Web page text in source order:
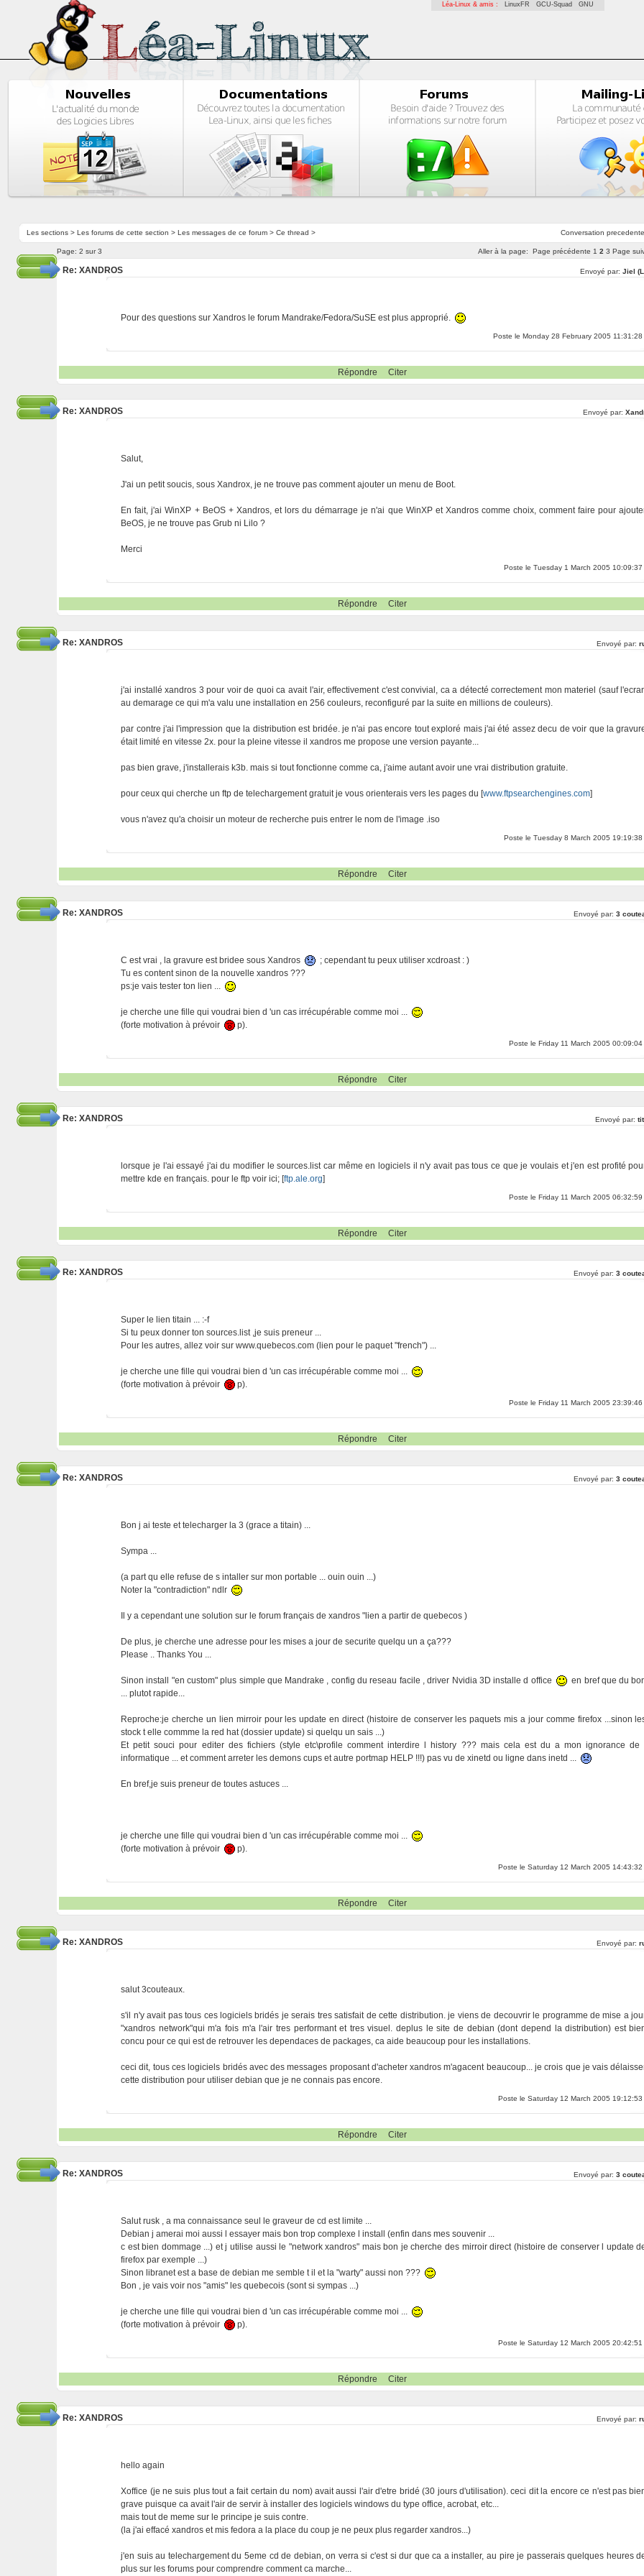
Léa-Linux & amis : LinuxFR GCU-Squad GNU
Conversation precedente
Les sections> Les forums de cette section > Les messages de ce forum> Ce thread >
Aller à la page: Page précédente 1 2 3 Page
Page: 2 sur 3
Re: XANDROS Envoyé par: Jiel
Pour des questions sur Xandros le forum Mandrake/Fedora/SuSE est plus approprié.
Poste le Monday 28 February 2005 11:31:28
Répondre Citer
Re: XANDROS Envoyé par:
Salut,
J'ai un petit soucis, sous Xandrox, je ne trouve pas comment ajouter un menu de Boot.
En fait, j'ai WinXP + BeOS + Xandros, et lors du démarrage je n'ai que WinXP et Xandros comme choix, comment faire pour
BeOS, je ne trouve pas Grub ni Lilo ?
Merci
Poste le Tuesday 1 March 2005 10:09:37
Répondre Citer
Re: XANDROS Envoyé par:
j'ai installé xandros 3 pour voir de quoi ca avait l'air, effectivement c'est convivial, ca a détecté correctement mon materiel (sauf
au demarage ce qui m'a valu une installation en 256 couleurs, reconfiguré par la suite en millions de couleurs).
par contre j'ai l'impression que la distribution est bridée. je n'ai pas encore tout exploré mais j'ai été assez decu de voir que la
était limité en vitesse 2x. pour la pleine vitesse il xandros me propose une version payante...
pas bien grave, j'installerais k3b. mais si tout fonctionne comme ca, j'aime autant avoir une vrai distribution gratuite.
pour ceux qui cherche un ftp de telechargement gratuit je vous orienterais vers les pages du [www.ftpsearchengines.com]
vous n'avez qu'a choisir un moteur de recherche puis entrer le nom de l'image .iso
Poste le Tuesday 8 March 2005 19:19:38
Répondre Citer
Re: XANDROS Envoyé par: 3
C est vrai , la gravure est bridee sous Xandros
; cependant tu peux utiliser xcdroast : )
Tu es content sinon de la nouvelle xandros ???
ps:je vais tester ton lien ...
je cherche une fille qui voudrai bien d 'un cas irrécupérable comme moi ...
(forte motivation à prévoir
p).
Poste le Friday 11 March 2005 00:09:04
Répondre Citer
Re: XANDROS Envoyé par:
lorsque je l'ai essayé j'ai du modifier le sources.list car même en logiciels il n'y avait pas tous ce que je voulais et j'en est profité
mettre kde en français. pour le ftp voir ici; [ftp.ale.org]
Poste le Friday 11 March 2005 06:32:59
Répondre Citer
Re: XANDROS Envoyé par: 3
Super le lien titain ... :-f
Si tu peux donner ton sources.list ,je suis preneur ...
Pour les autres, allez voir sur www.quebecos.com (lien pour le paquet "french") ...
je cherche une fille qui voudrai bien d 'un cas irrécupérable comme moi ...
(forte motivation à prévoir
p).
Poste le Friday 11 March 2005 23:39:46
Répondre Citer
Re: XANDROS Envoyé par: 3
Bon j ai teste et telecharger la 3 (grace a titain) ...
Sympa ...
(a part qu elle refuse de s intaller sur mon portable ... ouin ouin ...)
Noter la "contradiction" ndlr
Il y a cependant une solution sur le forum français de xandros "lien a partir de quebecos )
De plus, je cherche une adresse pour les mises a jour de securite quelqu un a ça???
Please .. Thanks You ...
Sinon install "en custom" plus simple que Mandrake , config du reseau facile , driver Nvidia 3D installe d office
en bref que du
... plutot rapide...
Reproche:je cherche un lien mirroir pour les update en direct (histoire de conserver les paquets mis a jour comme firefox ...sinon
stock t elle commme la red hat (dossier update) si quelqu un sais ...)
Et petit souci pour editer des fichiers (style etc\profile comment interdire l history ??? mais cela est du a mon ignorance de
informatique ... et comment arreter les demons cups et autre portmap HELP !!!) pas vu de xinetd ou ligne dans inetd ...
En bref,je suis preneur de toutes astuces ...
je cherche une fille qui voudrai bien d 'un cas irrécupérable comme moi ...
(forte motivation à prévoir
p).
Poste le Saturday 12 March 2005 14:43:32
Répondre Citer
Re: XANDROS Envoyé par:
salut 3couteaux.
s'il n'y avait pas tous ces logiciels bridés je serais tres satisfait de cette distribution. je viens de decouvrir le programme de mise a
"xandros network"qui m'a fois m'a l'air tres performant et tres visuel. deplus le site de debian (dont depend la distribution) est
concu pour ce qui est de retrouver les dependaces de packages, ca aide beaucoup pour les installations.
ceci dit, tous ces logiciels bridés avec des messages proposant d'acheter xandros m'agacent beaucoup... je crois que je vais
cette distribution pour utiliser debian que je ne connais pas encore.
Poste le Saturday 12 March 2005 19:12:53
Répondre Citer
Re: XANDROS Envoyé par: 3
Salut rusk , a ma connaissance seul le graveur de cd est limite ...
Debian j amerai moi aussi l essayer mais bon trop complexe l install (enfin dans mes souvenir ...
c est bien dommage ...) et j utilise aussi le "network xandros" mais bon je cherche des mirroir direct (histoire de conserver l update
firefox par exemple ...)
Sinon libranet est a base de debian me semble t il et la "warty" aussi non ???
Bon , je vais voir nos "amis" les quebecois (sont si sympas ...)
je cherche une fille qui voudrai bien d 'un cas irrécupérable comme moi ...
(forte motivation à prévoir
p).
Poste le Saturday 12 March 2005 20:42:51
Répondre Citer
Re: XANDROS Envoyé par:
hello again
Xoffice (je ne suis plus tout a fait certain du nom) avait aussi l'air d'etre bridé (30 jours d'utilisation). ceci dit la encore ce n'est pas
grave puisque ca avait l'air de servir à installer des logiciels windows du type office, acrobat, etc...
mais tout de meme sur le principe je suis contre.
(la j'ai effacé xandros et mis fedora a la place du coup je ne peux plus regarder xandros...)
j'en suis au telechargement du 5eme cd de debian, on verra si c'est si dur que ca a installer, au pire je passerais quelques heures
plus sur les forums pour comprendre comment ca marche...